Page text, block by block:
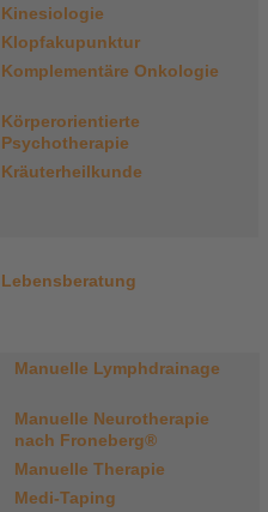
Kinesiologie
Klopfakupunktur
Komplementäre Onkologie
Körperorientierte
Psychotherapie
Kräuterheilkunde
Lebensberatung
Manuelle Lymphdrainage
Manuelle Neurotherapie
nach Froneberg®
Manuelle Therapie
Medi-Taping